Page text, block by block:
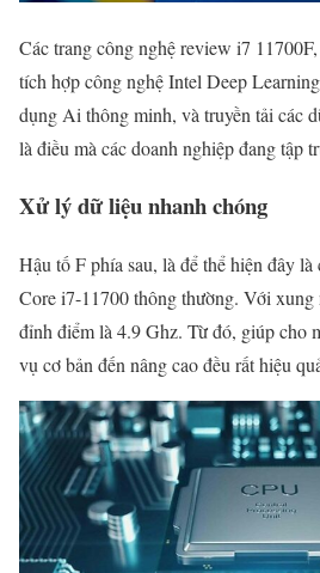
Các trang công nghệ review i7
tích hợp công nghệ Intel Deep
dụng Ai thông minh, và truyền tải các
là điều mà các doanh nghiệp đang tập
Xử lý dữ liệu nhanh chóng
Hậu tố F phía sau, là để thể hiện đây
Core i7-11700 thông thường. Với
đỉnh điểm là 4.9 Ghz. Từ đó, giúp cho
vụ cơ bản đến nâng cao đều rất hiệu